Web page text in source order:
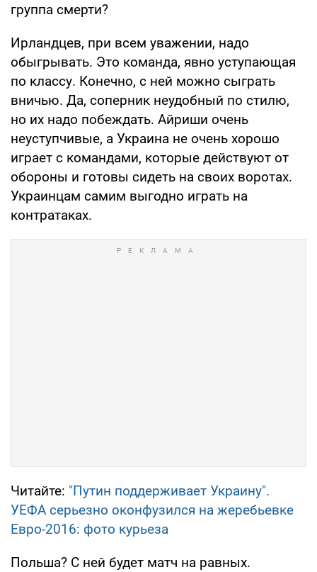
группа смерти?
Ирландцев, при всем уважении, надо
обыгрывать. Это команда, явно уступающая
по классу. Конечно, с ней можно сыграть
вничью. Да, соперник неудобный по стилю,
но их надо побеждать. Айриши очень
неуступчивые, а Украина не очень хорошо
играет с командами, которые действуют от
обороны и готовы сидеть на своих воротах.
Украинцам самим выгодно играть на
контратаках.
Читайте: "Путин поддерживает Украину".
УЕФА серьезно оконфузился на жеребьевке
Евро-2016: фото курьеза
Польша? С ней будет матч на равных.